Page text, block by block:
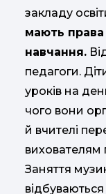
закладу
мають права
навчання.
педагоги.
уроків на
чого вони
й вчителі
вихователям
Заняття